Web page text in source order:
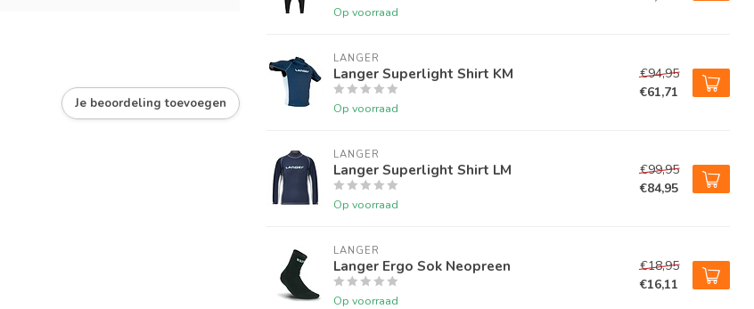
Je beoordeling toevoegen
Op voorraad
LANGER
Langer Superlight Shirt KM
Op voorraad
€94,95
€61,71
LANGER
Langer Superlight Shirt LM
Op voorraad
€99,95
€84,95
LANGER
Langer Ergo Sok Neopreen
Op voorraad
€18,95
€16,11